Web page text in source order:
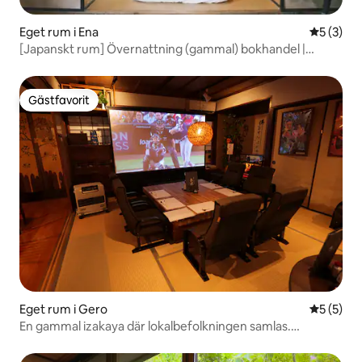
Eget rum i Ena 5 av 5 i
5 (3)
[Japanskt rum] Övernattning (gammal) bokhandel |
Gästfavorit
Gästfavorit
Eget rum i Gero 5 av 5 i
5 (5)
En gammal izakaya där lokalbefolkningen samlas.